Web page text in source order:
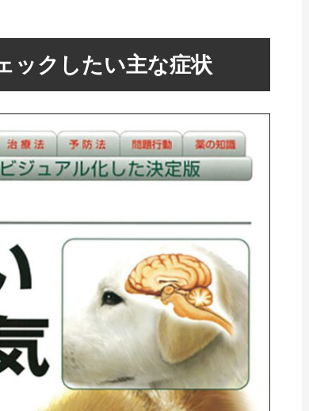
ックしたい主な症状